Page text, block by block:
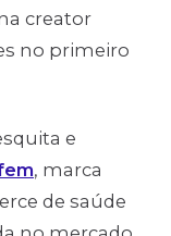
creator
no primeiro
e
, marca
de saúde